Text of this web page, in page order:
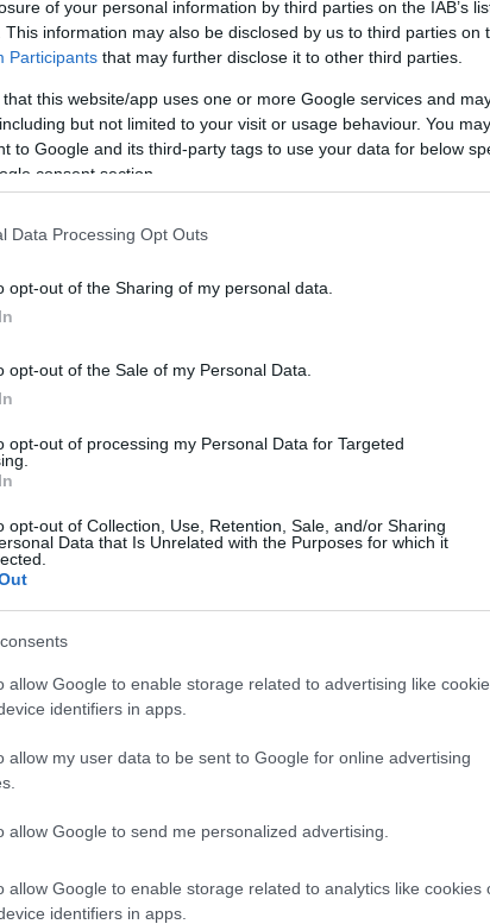
of your personal information by third parties on the IAB’s
This information may also be disclosed by us to third parties on
Participants that may further disclose it to other third parties.
that this website/app uses one or more Google services and
but not limited to your visit or usage behaviour. You
to Google and its third-party tags to use your data for below
consent section.
Data Processing Opt Outs
opt-out of the Sharing of my personal data.
opt-out of the Sale of my Personal Data.
opt-out of processing my Personal Data for Targeted
opt-out of Collection, Use, Retention, Sale, and/or Sharing
Data that Is Unrelated with the Purposes for which it
allow Google to enable storage related to advertising like
identifiers in apps.
allow my user data to be sent to Google for online advertising
allow Google to send me personalized advertising.
allow Google to enable storage related to analytics like cookies
identifiers in apps.
com potencial de longo prazo. Com base na
significativas em termos de segurança,
de criptomoedas teve um crescimento
Apesar das flutuações do mercado, o valor geral